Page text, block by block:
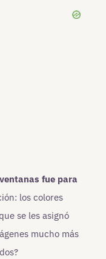
fue para
los colores
se les asignó
mucho más